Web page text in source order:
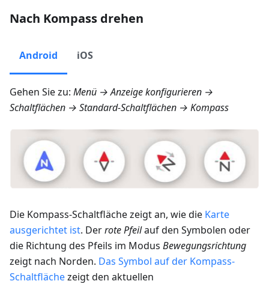
Nach Kompass drehen
Android iOS
Gehen Sie zu: Menü → Anzeige konfigurieren →
Schaltflächen → Standard-Schaltflächen → Kompass
Die Kompass-Schaltfläche zeigt an, wie die Karte
ausgerichtet ist. Derrote Pfeilauf den Symbolen oder
die Richtung des Pfeils im Modus Bewegungsrichtung
zeigt nach Norden. Das Symbol auf der Kompass-
Schaltflächezeigt den aktuellen